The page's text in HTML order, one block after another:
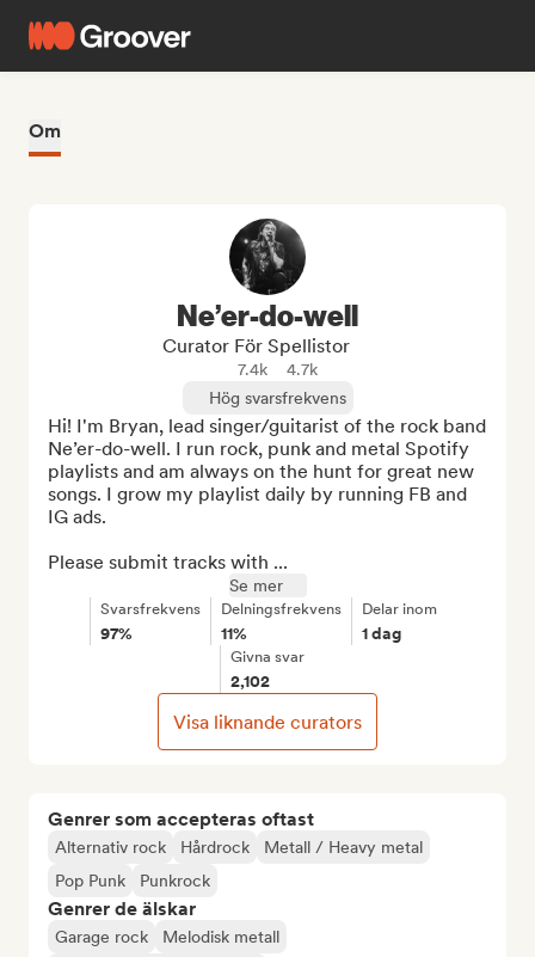
Om
Genrer som accepteras oftast
Alternativ rock Hårdrock
Metall / Heavy metal
Pop Punk
Punkrock
Genrer de älskar
Garage rock
Melodisk metall
Ne’er-do-well
Curator För Spellistor
7.4k
4.7k
Hög svarsfrekvens
Hi! I'm Bryan, lead singer/guitarist of the rock band
Ne’er-do-well. I run rock, punk and metal Spotify
playlists and am always on the hunt for great new
songs. I grow my playlist daily by running FB and
IG ads.
Please submit tracks with ...
Se mer
Svarsfrekvens
97%
Delningsfrekvens
11%
Delar inom
1 dag
Givna svar
2,102
Visa liknande curators